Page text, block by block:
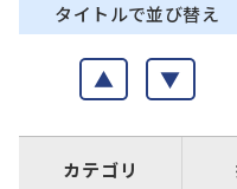
タイトルで並び替え
▲ ▼
カテゴリ